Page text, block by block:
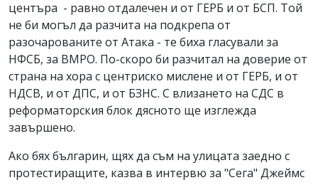
центъра - равно отдалечен и от ГЕРБ и от БСП. Той
не би могъл да разчита на подкрепа от
разочарованите от Атака - те биха гласували за
НФСБ, за ВМРО. По-скоро би разчитал на доверие от
страна на хора с центриско мислене и от ГЕРБ, и от
НДСВ, и от ДПС, и от БЗНС. С влизането на СДС в
реформаторския блок дясното ще изглежда
завършено.
Ако бях българин, щях да съм на улицата заедно с
протестиращите, казва в интервю за "Сега" Джеймс